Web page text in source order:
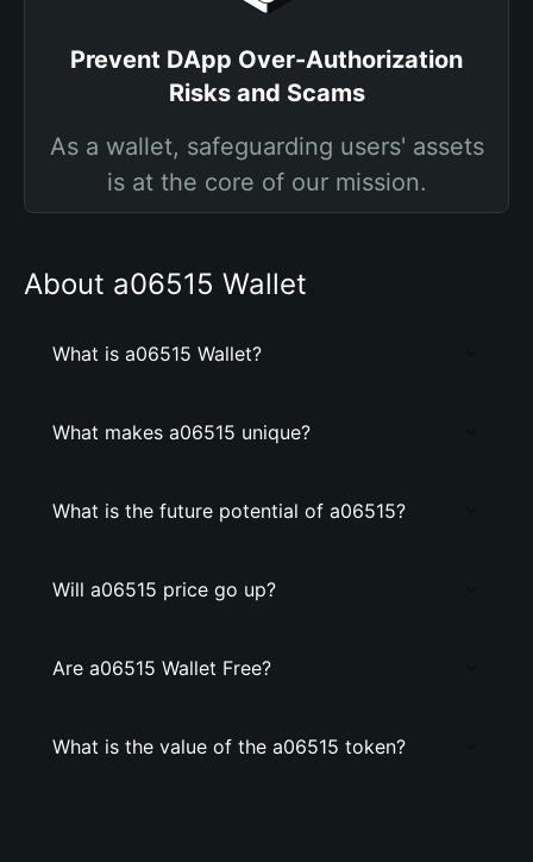
Prevent DApp Over-Authorization
Risks and Scams
As a wallet, safeguarding users' assets
is at the core of our mission.
About a06515 Wallet
What is a06515 Wallet?
What makes a06515 unique?
What is the future potential of a06515?
Will a06515 price go up?
Are a06515 Wallet Free?
What is the value of the a06515 token?